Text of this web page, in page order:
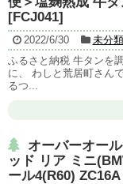
[FCJ041]
2022/6/30
未分類
ふるさと納税 牛タンを
に、 わしと荒居町さん
るつ...
オーバーオー
ッド リア ミニ
ール4(R60)